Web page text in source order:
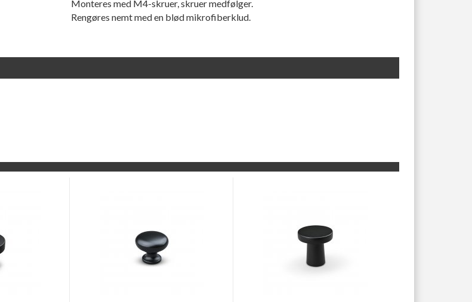
Monteres med M4-skruer, skruer medfølger.
Rengøres nemt med en blød mikrofiberklud.